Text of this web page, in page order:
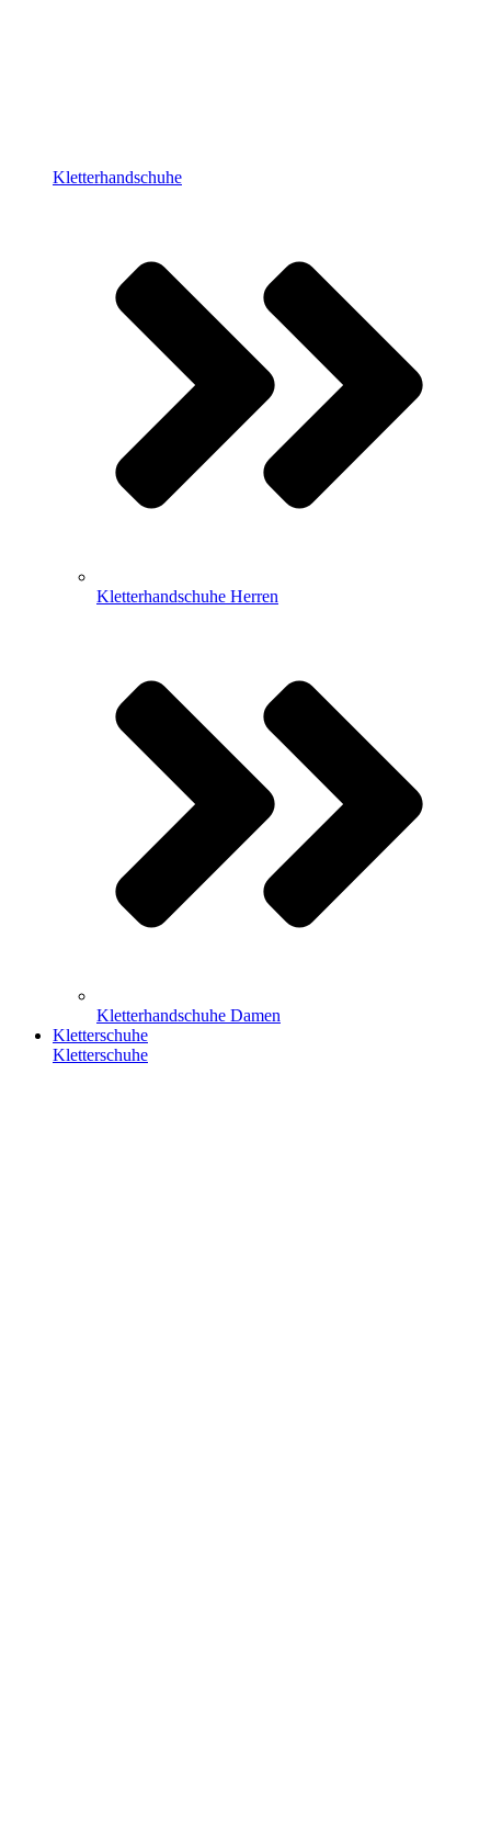
Kletterhandschuhe
Kletterhandschuhe Herren
Kletterhandschuhe Damen
Kletterschuhe
Kletterschuhe